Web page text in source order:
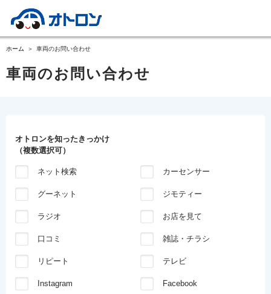
ホーム 車両のお問い合わせ
車両のお問い合わせ
オトロンを知ったきっかけ
（複数選択可）
ネット検索 カーセンサー
グーネット ジモティー
ラジオ お店を見て
口コミ 雑誌・チラシ
リピート テレビ
Instagram Facebook